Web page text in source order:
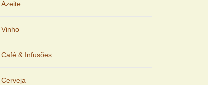
Azeite
Vinho
Café & Infusões
Cerveja